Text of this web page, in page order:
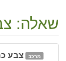
שאלה:
מרכב צבע